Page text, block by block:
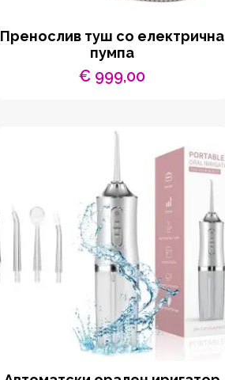
Пренослив туш со електрична
пумпа
€ 999,00